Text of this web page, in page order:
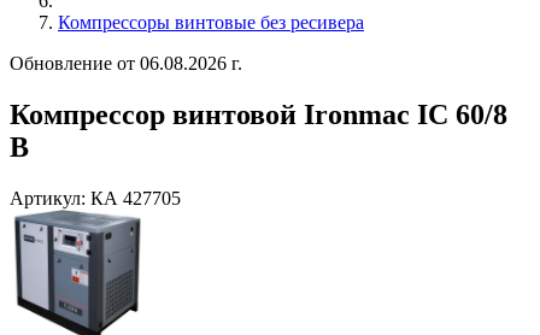
Компрессоры винтовые без ресивера
Обновление от 06.08.2026 г.
Компрессор винтовой Ironmac IC 60/8
B
Артикул: КА 427705